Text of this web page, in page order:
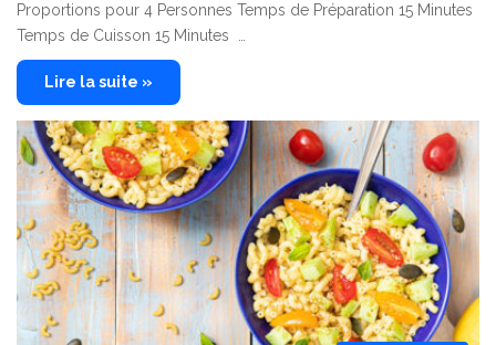
Proportions pour 4 Personnes Temps de Préparation 15 Minutes
Temps de Cuisson 15 Minutes …
Lire la suite »